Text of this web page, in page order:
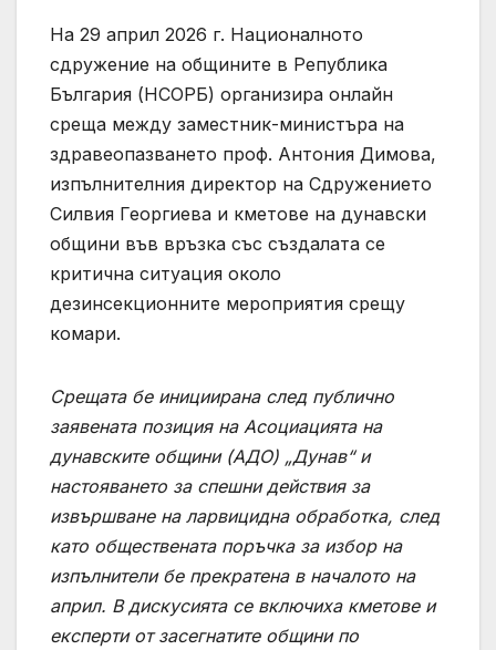
На 29 април 2026 г. Националното
сдружение на общините в Република
България (НСОРБ) организира онлайн
среща между заместник-министъра на
здравеопазването проф. Антония Димова,
изпълнителния директор на Сдружението
Силвия Георгиева и кметове на дунавски
общини във връзка със създалата се
критична ситуация около
дезинсекционните мероприятия срещу
комари.
Срещата бе инициирана след публично
заявената позиция на Асоциацията на
дунавските общини (АДО) „Дунав“ и
настояването за спешни действия за
извършване на ларвицидна обработка, след
като обществената поръчка за избор на
изпълнители бе прекратена в началото на
април. В дискусията се включиха кметове и
експерти от засегнатите общини по